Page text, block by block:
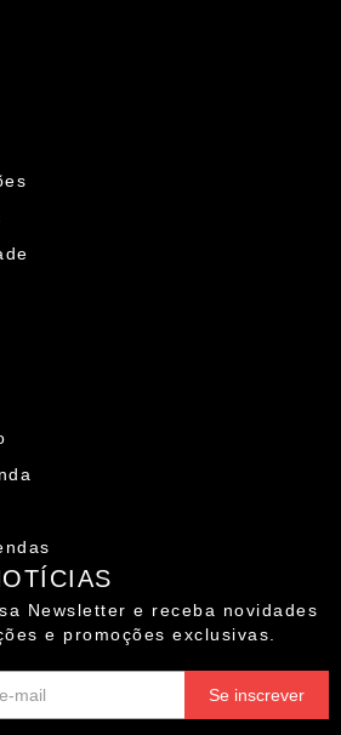
Newsletter e receba novidades
e promoções exclusivas.